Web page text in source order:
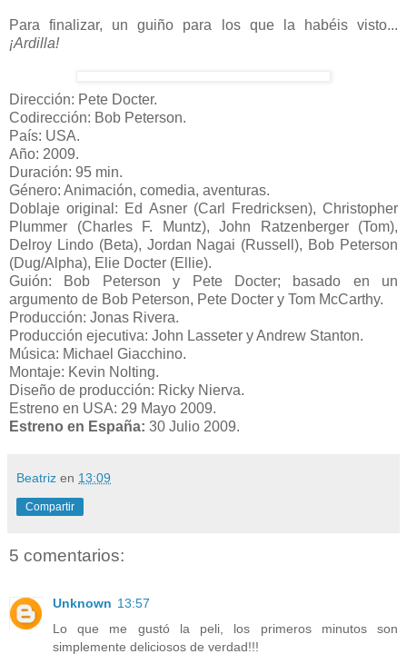
Para finalizar, un guiño para los que la habéis visto...
¡Ardilla!
Dirección: Pete Docter.
Codirección: Bob Peterson.
País: USA.
Año: 2009.
Duración: 95 min.
Género: Animación, comedia, aventuras.
Doblaje original: Ed Asner (Carl Fredricksen), Christopher
Plummer (Charles F. Muntz), John Ratzenberger (Tom),
Delroy Lindo (Beta), Jordan Nagai (Russell), Bob Peterson
(Dug/Alpha), Elie Docter (Ellie).
Guión: Bob Peterson y Pete Docter; basado en un
argumento de Bob Peterson, Pete Docter y Tom McCarthy.
Producción: Jonas Rivera.
Producción ejecutiva: John Lasseter y Andrew Stanton.
Música: Michael Giacchino.
Montaje: Kevin Nolting.
Diseño de producción: Ricky Nierva.
Estreno en USA: 29 Mayo 2009.
Estreno en España: 30 Julio 2009.
Beatriz en 13:09
Compartir
5 comentarios:
Unknown 13:57
Lo que me gustó la peli, los primeros minutos son
simplemente deliciosos de verdad!!!